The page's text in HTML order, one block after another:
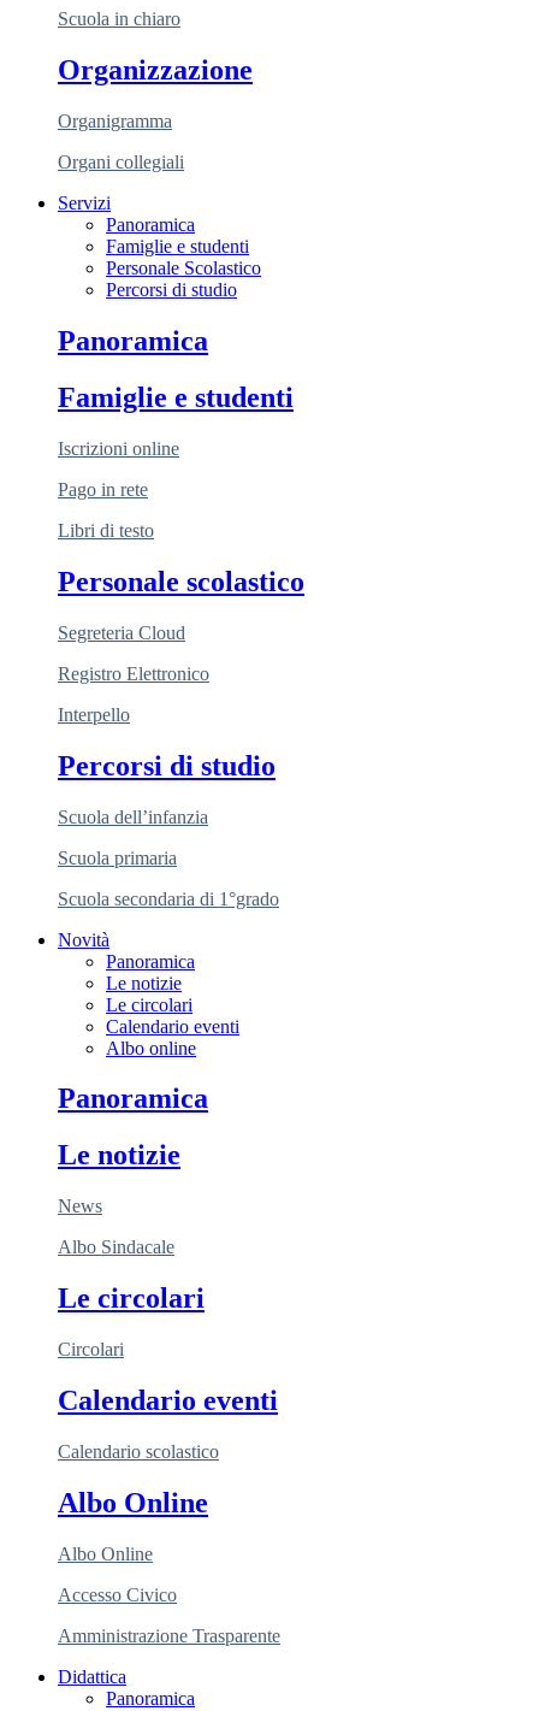
Scuola in chiaro
Organizzazione
Organigramma
Organi collegiali
Servizi
Panoramica
Famiglie e studenti
Personale Scolastico
Percorsi di studio
Panoramica
Famiglie e studenti
Iscrizioni online
Pago in rete
Libri di testo
Personale scolastico
Segreteria Cloud
Registro Elettronico
Interpello
Percorsi di studio
Scuola dell’infanzia
Scuola primaria
Scuola secondaria di 1°grado
Novità
Panoramica
Le notizie
Le circolari
Calendario eventi
Albo online
Panoramica
Le notizie
News
Albo Sindacale
Le circolari
Circolari
Calendario eventi
Calendario scolastico
Albo Online
Albo Online
Accesso Civico
Amministrazione Trasparente
Didattica
Panoramica